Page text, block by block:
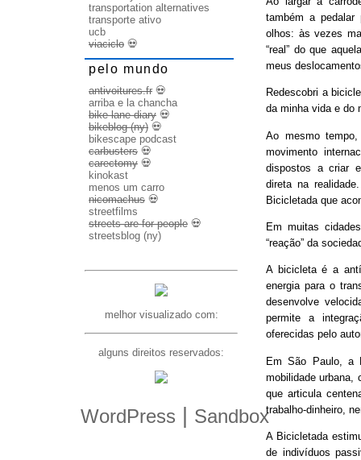
também a pedalar
olhos: às vezes
“real” do que
meus
Redescobri a
da minha vida e do
Ao mesmo
movimento
dispostos a criar
direta na
Bicicletada que
Em muitas
“reação” da
A bicicleta é a
energia para o
desenvolve
permite a
oferecidas pelo
Em São Paulo, a
mobilidade urbana,
que articula
trabalho-dinheiro,
A Bicicletada
de indivíduos
transportation alternatives
transporte ativo
ucb
viaciclo 💀
pelo mundo
antivoitures.fr 💀
arriba e la chancha
bike lane diary 💀
bikeblog (ny) 💀
bikescape podcast
carbusters 💀
carectomy 💀
kinokast
menos um carro
nicomachus 💀
streetfilms
streets are for people 💀
streetsblog (ny)
melhor visualizado com:
alguns direitos reservados:
WordPress Sandbox